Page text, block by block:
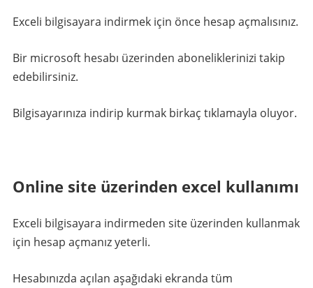
Exceli bilgisayara indirmek için önce hesap açmalısınız.
Bir microsoft hesabı üzerinden aboneliklerinizi takip
edebilirsiniz.
Bilgisayarınıza indirip kurmak birkaç tıklamayla oluyor.
Online site üzerinden excel kullanımı
Exceli bilgisayara indirmeden site üzerinden kullanmak
için hesap açmanız yeterli.
Hesabınızda açılan aşağıdaki ekranda tüm